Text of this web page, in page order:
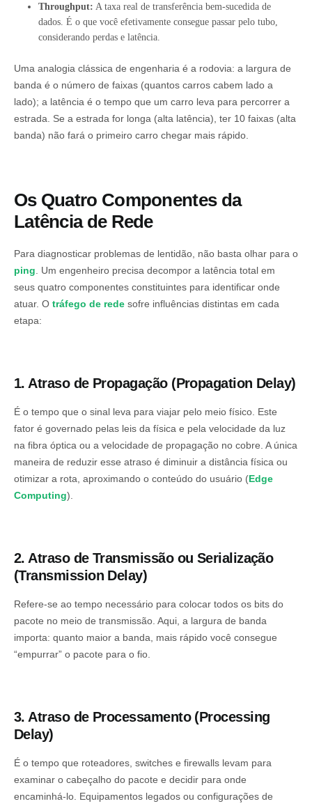
Throughput: A taxa real de transferência bem-sucedida de
dados. É o que você efetivamente consegue passar pelo tubo,
considerando perdas e latência.
Uma analogia clássica de engenharia é a rodovia: a largura de
banda é o número de faixas (quantos carros cabem lado a
lado); a latência é o tempo que um carro leva para percorrer a
estrada. Se a estrada for longa (alta latência), ter 10 faixas (alta
banda) não fará o primeiro carro chegar mais rápido.
Os Quatro Componentes da
Latência de Rede
Para diagnosticar problemas de lentidão, não basta olhar para o
ping. Um engenheiro precisa decompor a latência total em
seus quatro componentes constituintes para identificar onde
atuar. O tráfego de rede sofre influências distintas em cada
etapa:
1. Atraso de Propagação (Propagation Delay)
É o tempo que o sinal leva para viajar pelo meio físico. Este
fator é governado pelas leis da física e pela velocidade da luz
na fibra óptica ou a velocidade de propagação no cobre. A única
maneira de reduzir esse atraso é diminuir a distância física ou
otimizar a rota, aproximando o conteúdo do usuário (Edge
Computing).
2. Atraso de Transmissão ou Serialização
(Transmission Delay)
Refere-se ao tempo necessário para colocar todos os bits do
pacote no meio de transmissão. Aqui, a largura de banda
importa: quanto maior a banda, mais rápido você consegue
“empurrar” o pacote para o fio.
3. Atraso de Processamento (Processing
Delay)
É o tempo que roteadores, switches e firewalls levam para
examinar o cabeçalho do pacote e decidir para onde
encaminhá-lo. Equipamentos legados ou configurações de